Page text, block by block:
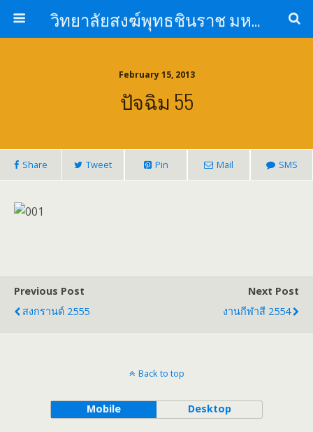
วิทยาลัยสงฆ์พุทธชินราช มหาวิทยาลัยมหาจุฬาลงกรณราชวิทยาลัย
February 15, 2013
ปัจฉิม 55
Share Tweet Pin Mail SMS
Previous Post
สงกรานต์ 2555
Next Post
งานกีฬาสี 2554
Back to top
Mobile Desktop